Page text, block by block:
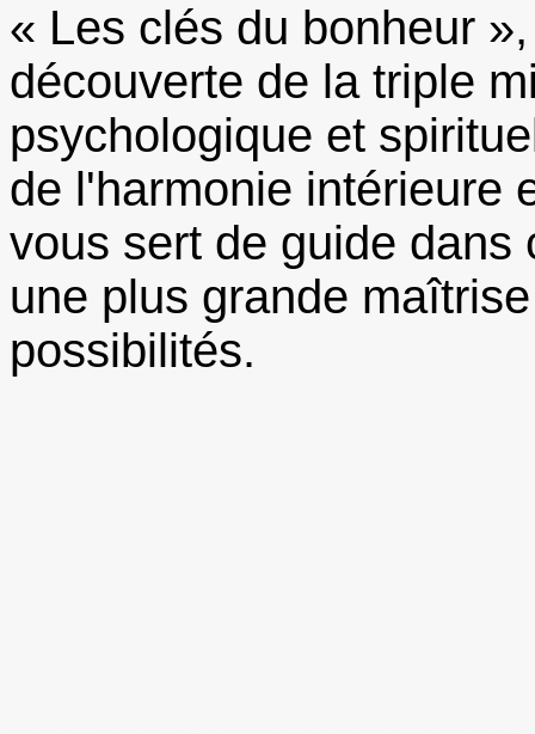
« Les clés du bonheur
découverte de la triple
psychologique et
de l'harmonie intérieure
vous sert de guide dans
une plus grande
possibilités.